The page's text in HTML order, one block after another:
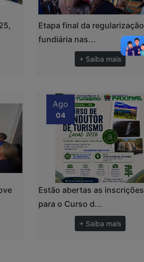
Etapa final da regularização
fundiária nas...
+ Saiba mais
Ago
04
Estão abertas as inscrições
para o Curso d...
+ Saiba mais